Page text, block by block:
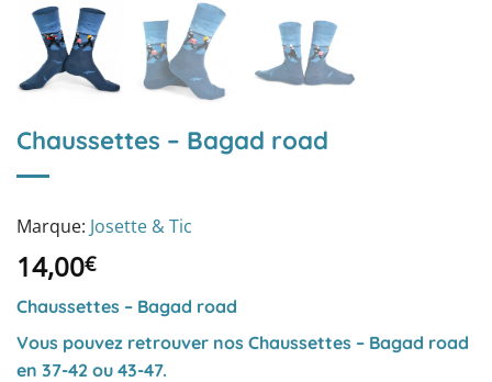
Chaussettes – Bagad road
Marque: Josette & Tic
14,00€
Chaussettes – Bagad road
Vous pouvez retrouver nos Chaussettes – Bagad road
en 37-42 ou 43-47.